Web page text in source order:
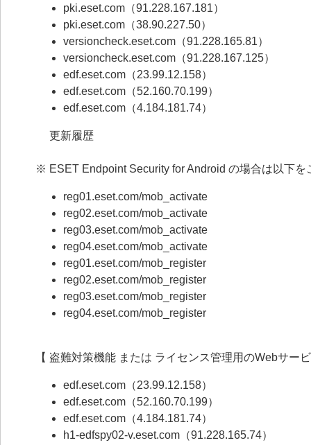
pki.eset.com（91.228.167.181）
pki.eset.com（38.90.227.50）
versioncheck.eset.com（91.228.165.81）
versioncheck.eset.com（91.228.167.125）
edf.eset.com（23.99.12.158）
edf.eset.com（52.160.70.199）
edf.eset.com（4.184.181.74）
更新履歴
※ ESET Endpoint Security for Android の場合は以下を
reg01.eset.com/mob_activate
reg02.eset.com/mob_activate
reg03.eset.com/mob_activate
reg04.eset.com/mob_activate
reg01.eset.com/mob_register
reg02.eset.com/mob_register
reg03.eset.com/mob_register
reg04.eset.com/mob_register
【 盗難対策機能 または ライセンス管理用のWebサー
edf.eset.com（23.99.12.158）
edf.eset.com（52.160.70.199）
edf.eset.com（4.184.181.74）
h1-edfspy02-v.eset.com（91.228.165.74）